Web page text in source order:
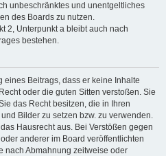
unbeschränktes und unentgeltliches
des Boards zu nutzen.
2, Unterpunkt a bleibt auch nach
bestehen.
eines Beitrags, dass er keine Inhalte
oder die guten Sitten verstoßen. Sie
das Recht besitzen, die in Ihren
Bilder zu setzen bzw. zu verwenden.
Hausrecht aus. Bei Verstößen gegen
anderer im Board veröffentlichten
nach Abmahnung zeitweise oder